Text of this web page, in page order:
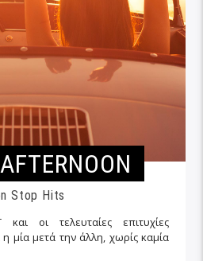
Stop Hits
οι τελευταίες επιτυχίες
μία μετά την άλλη, χωρίς καμία